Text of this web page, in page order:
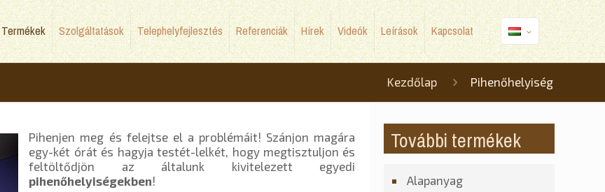
Termékek Szolgáltatások Telephelyfejlesztés Referenciák Hírek Videók Leírások Kapcsolat
Kezdőlap Pihenőhelyiség
Pihenjen meg és felejtse el a problémáit! Szánjon magára
egy-két órát és hagyja testét-lelkét, hogy megtisztuljon és
feltöltődjön az általunk kivitelezett egyedi
pihenőhelyiségekben!
További termékek
Alapanyag